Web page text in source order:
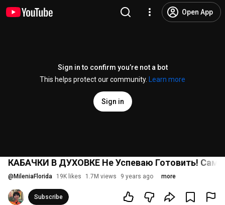
Open App
Sign in to confirm you’re not a bot
This helps protect our community.
Learn more
Sign in
КАБАЧКИ В ДУХОВКЕ Не Успеваю Готовить!
@ MileniaFlorida 19K likes 1.7M views 9 years ago more
Subscribe